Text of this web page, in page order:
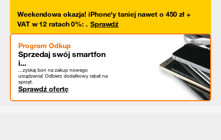
Weekendowa okazja! iPhone'y taniej nawet o 450 zł +
VAT w 12 ratach 0%: . Sprawdź
Program Odkup
Sprzedaj swój smartfon
i...
...zyskaj bon na zakup nowego
urządzenia! Odbierz dodatkowy rabat na
sprzęt.
Sprawdź ofertę